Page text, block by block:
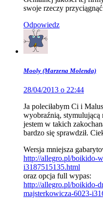
swoje rzeczy
Odpowiedz
Mooly (Marzena Molenda)
28/04/2013 o 22:44
Ja poleciłabym Ci i
wyobraźnią, stymulującą
jestem w takich
bardzo się sprawdził.
Wersja mniejsza
http://allegro.pl/boikido-
i3187515135.html
oraz opcja full wypas:
http://allegro.pl/boikido-
majsterkowicza-6023-